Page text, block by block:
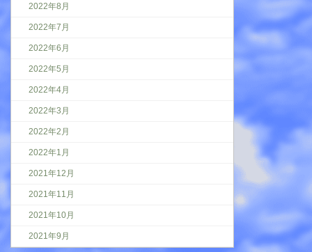
2022年8月
2022年7月
2022年6月
2022年5月
2022年4月
2022年3月
2022年2月
2022年1月
2021年12月
2021年11月
2021年10月
2021年9月